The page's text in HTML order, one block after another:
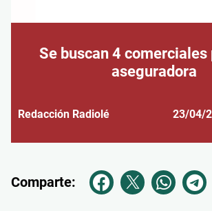
Se buscan 4 comerciales
aseguradora
Redacción Radiolé 23/04/
Comparte: